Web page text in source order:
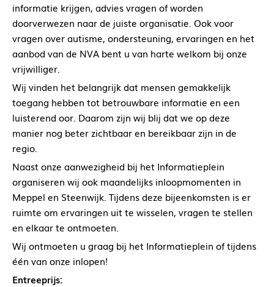
informatie krijgen, advies vragen of worden
doorverwezen naar de juiste organisatie. Ook voor
vragen over autisme, ondersteuning, ervaringen en het
aanbod van de NVA bent u van harte welkom bij onze
vrijwilliger.
Wij vinden het belangrijk dat mensen gemakkelijk
toegang hebben tot betrouwbare informatie en een
luisterend oor. Daarom zijn wij blij dat we op deze
manier nog beter zichtbaar en bereikbaar zijn in de
regio.
Naast onze aanwezigheid bij het Informatieplein
organiseren wij ook maandelijks inloopmomenten in
Meppel en Steenwijk. Tijdens deze bijeenkomsten is er
ruimte om ervaringen uit te wisselen, vragen te stellen
en elkaar te ontmoeten.
Wij ontmoeten u graag bij het Informatieplein of tijdens
één van onze inlopen!
Entreeprijs: